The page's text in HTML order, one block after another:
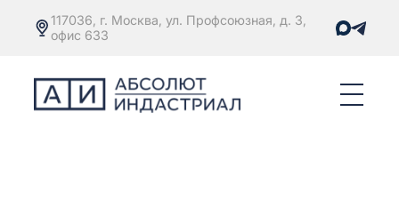
117036, г. Москва, ул. Профсоюзная, д. 3,
офис 633